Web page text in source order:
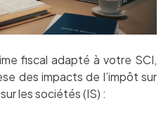
fiscal adapté à votre SCI,
des impacts de l’impôt sur
les sociétés (IS) :